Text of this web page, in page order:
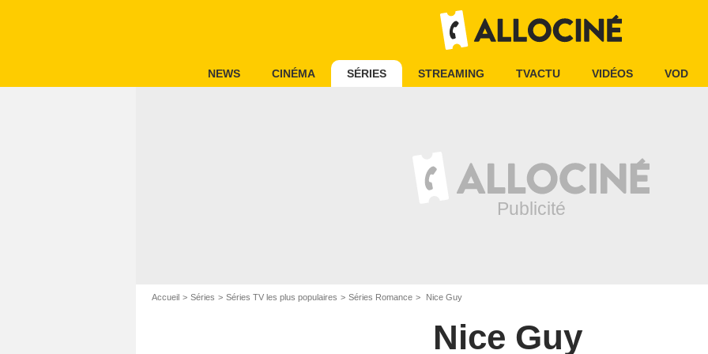
NEWS CINÉMA SÉRIES STREAMING TVACTU VIDÉOS VOD
Accueil Séries Séries TV les plus populaires Séries Romance Nice Guy
Nice Guy